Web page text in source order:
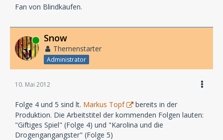
Fan von Blindkäufen.
Online Snow
Themenstarter
Administrator
10. Mai 2012
Folge 4 und 5 sind lt. Markus Topf
bereits in der
Produktion. Die Arbeitstitel der kommenden Folgen lauten:
"Giftiges Spiel" (Folge 4) und "Karolina und die
Drogengangangster" (Folge 5)